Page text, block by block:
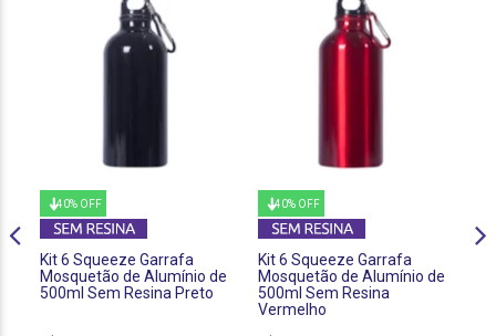
40% OFF
Kit 6 Squeeze Garrafa
Mosquetão de Alumínio de
500ml Sem Resina Preto
40% OFF
Kit 6 Squeeze Garrafa
Mosquetão de Alumínio de
500ml Sem Resina
Vermelho